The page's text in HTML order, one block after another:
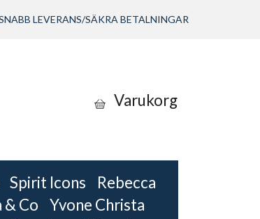
LEVERANS/SÄKRA BETALNINGAR
Varukorg
Spirit Icons
Rebecca
& Co
Yvone Christa